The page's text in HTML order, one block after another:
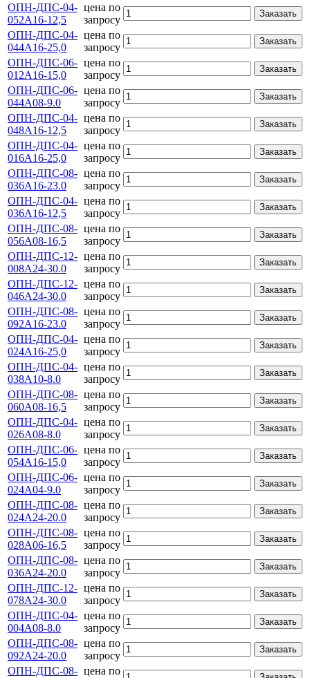
ОПН-ДПС-04-
052А16-12,5
цена по
запросу
Заказать
ОПН-ДПС-04-
044А16-25,0
цена по
запросу
Заказать
ОПН-ДПС-06-
012А16-15,0
цена по
запросу
Заказать
ОПН-ДПС-06-
044А08-9.0
цена по
запросу
Заказать
ОПН-ДПС-04-
048А16-12,5
цена по
запросу
Заказать
ОПН-ДПС-04-
016А16-25,0
цена по
запросу
Заказать
ОПН-ДПС-08-
036А16-23.0
цена по
запросу
Заказать
ОПН-ДПС-04-
036А16-12,5
цена по
запросу
Заказать
ОПН-ДПС-08-
056А08-16,5
цена по
запросу
Заказать
ОПН-ДПС-12-
008А24-30.0
цена по
запросу
Заказать
ОПН-ДПС-12-
046А24-30.0
цена по
запросу
Заказать
ОПН-ДПС-08-
092А16-23.0
цена по
запросу
Заказать
ОПН-ДПС-04-
024А16-25,0
цена по
запросу
Заказать
ОПН-ДПС-04-
038А10-8.0
цена по
запросу
Заказать
ОПН-ДПС-08-
060А08-16,5
цена по
запросу
Заказать
ОПН-ДПС-04-
026А08-8.0
цена по
запросу
Заказать
ОПН-ДПС-06-
054А16-15,0
цена по
запросу
Заказать
ОПН-ДПС-06-
024А04-9.0
цена по
запросу
Заказать
ОПН-ДПС-08-
024А24-20.0
цена по
запросу
Заказать
ОПН-ДПС-08-
028А06-16,5
цена по
запросу
Заказать
ОПН-ДПС-08-
036А24-20.0
цена по
запросу
Заказать
ОПН-ДПС-12-
078А24-30.0
цена по
запросу
Заказать
ОПН-ДПС-04-
004А08-8.0
цена по
запросу
Заказать
ОПН-ДПС-08-
092А24-20.0
цена по
запросу
Заказать
ОПН-ДПС-08- цена по